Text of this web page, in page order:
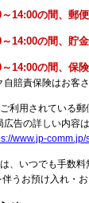
14:00の間、郵便
14:00の間、貯金
14:00の間、保険
賠責保険はお客
利用されている
告の詳しい内容
www.jp-
、いつでも手数
うお預け入れ・